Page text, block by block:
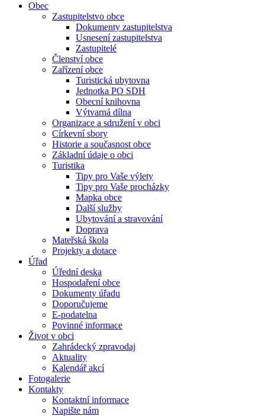
Obec
Zastupitelstvo obce
Dokumenty zastupitelstva
Usnesení zastupitelstva
Zastupitelé
Členství obce
Zařízení obce
Turistická ubytovna
Jednotka PO SDH
Obecní knihovna
Výtvarná dílna
Organizace a sdružení v obci
Církevní sbory
Historie a současnost obce
Základní údaje o obci
Turistika
Tipy pro Vaše výlety
Tipy pro Vaše procházky
Mapka obce
Další služby
Ubytování a stravování
Doprava
Mateřská škola
Projekty a dotace
Úřad
Úřední deska
Hospodaření obce
Dokumenty úřadu
Doporučujeme
E-podatelna
Povinné informace
Život v obci
Zahrádecký zpravodaj
Aktuality
Kalendář akcí
Fotogalerie
Kontakty
Kontaktní informace
Napište nám